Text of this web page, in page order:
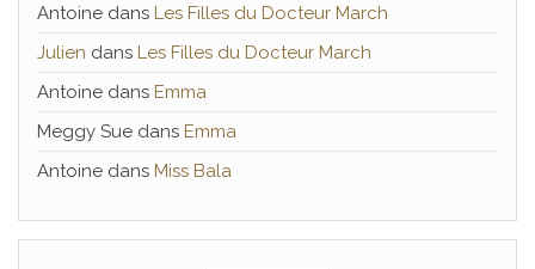
Antoine dans Les Filles du Docteur March
Julien dans Les Filles du Docteur March
Antoine dans Emma
Meggy Sue dans Emma
Antoine dans Miss Bala